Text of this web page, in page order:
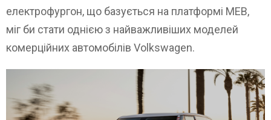
електрофургон, що базується на платформі MEB,
міг би стати однією з найважливіших моделей
комерційних автомобілів Volkswagen.